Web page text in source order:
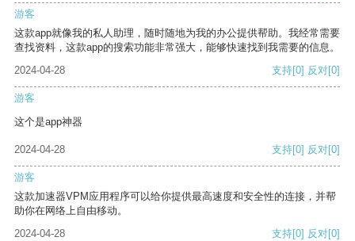
游客
这款app就像我的私人助理，随时随地为我的办公提供帮助。我经常需要
查找资料，这款app的搜索功能非常强大，能够快速找到我需要的信息。
2024-04-28
支持[0] 反对[0]
游客
这个是app神器
2024-04-28 支持[0] 反对[0]
游客
这款加速器VPM应用程序可以给你提供最高速度和安全性的连接，并帮
助你在网络上自由移动。
2024-04-28
支持[0] 反对[0]